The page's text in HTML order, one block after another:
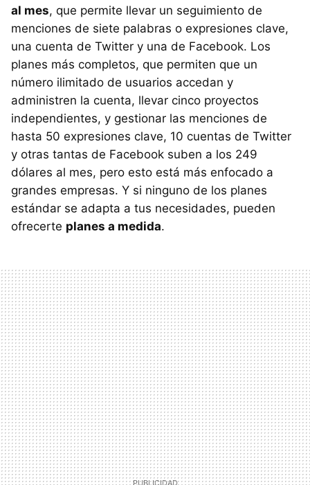
al mes, que permite llevar un seguimiento de
menciones de siete palabras o expresiones clave,
una cuenta de Twitter y una de Facebook. Los
planes más completos, que permiten que un
número ilimitado de usuarios accedan y
administren la cuenta, llevar cinco proyectos
independientes, y gestionar las menciones de
hasta 50 expresiones clave, 10 cuentas de Twitter
y otras tantas de Facebook suben a los 249
dólares al mes, pero esto está más enfocado a
grandes empresas. Y si ninguno de los planes
estándar se adapta a tus necesidades, pueden
ofrecerte planes a medida.